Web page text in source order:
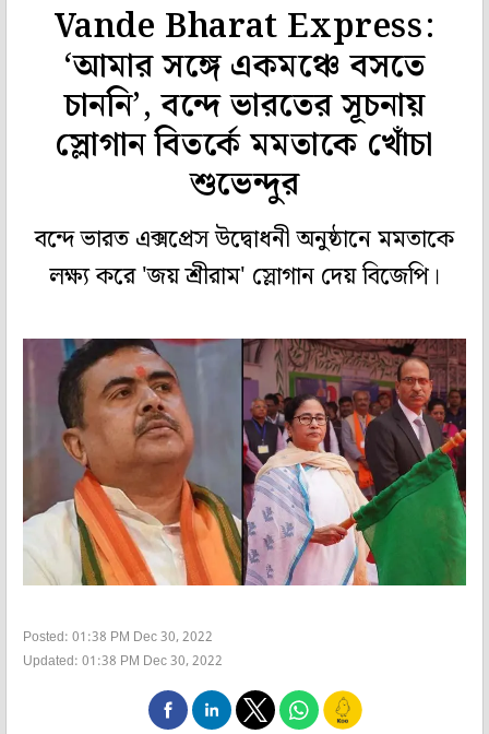
Vande Bharat Express:
‘আমার সঙ্গে একমঞ্চে বসতে
চাননি’, বন্দে ভারতের সূচনায়
স্লোগান বিতর্কে মমতাকে খোঁচা
শুভেন্দুর
বন্দে ভারত এক্সপ্রেস উদ্বোধনী অনুষ্ঠানে মমতাকে
লক্ষ্য করে 'জয় শ্রীরাম' স্লোগান দেয় বিজেপি।
Posted: 01:38 PM Dec 30, 2022
Updated: 01:38 PM Dec 30, 2022